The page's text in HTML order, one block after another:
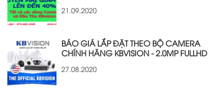
21.09.2020
BÁO GIÁ LẮP ĐẶT THEO BỘ CAMERA
CHÍNH HÃNG KBVISION - 2.0MP FULLHD
27.08.2020